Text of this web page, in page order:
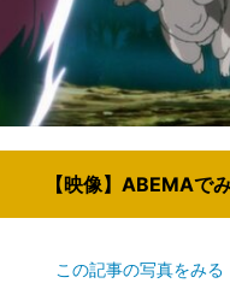
【映像】ABEMAで
この記事の写真をみる